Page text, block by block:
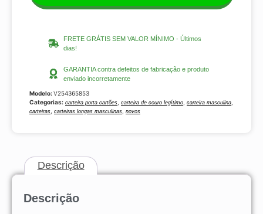
FRETE GRÁTIS SEM VALOR MÍNIMO - Últimos
dias!
GARANTIA contra defeitos de fabricação e produto
enviado incorretamente
Modelo:V254365853
Categorias: carteira porta cartões carteira de couro legítimo carteira masculina
carteiras carteiras longas masculinas novos
Descrição
Descrição